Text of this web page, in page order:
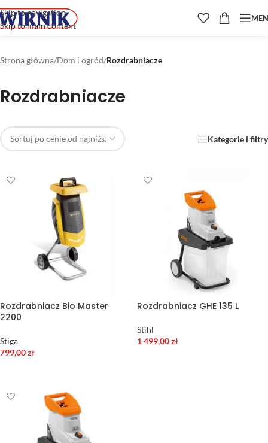
Skip to navigation
Skip to main content
Strona główna/Dom i ogród/Rozdrabniacze
Rozdrabniacze
Kategorie i filtry
Rozdrabniacz Bio Master
2200
Stiga
799,00zł
Rozdrabniacz GHE 135 L
Stihl
1 499,00zł